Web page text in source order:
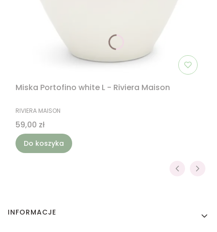
Miska Portofino white L - Riviera Maison
PRODUCENT
RIVIERA MAISON
Cena
59,00 zł
Do koszyka
Linki w stopce
INFORMACJE